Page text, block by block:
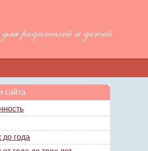
родителей и детей
сайта
до года